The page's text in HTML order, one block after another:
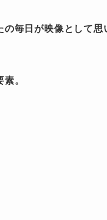
毎日が映像として
。